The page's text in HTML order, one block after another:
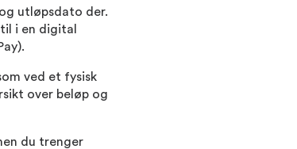
utløpsdato der.
i en digital
ved et fysisk
over beløp og
du trenger